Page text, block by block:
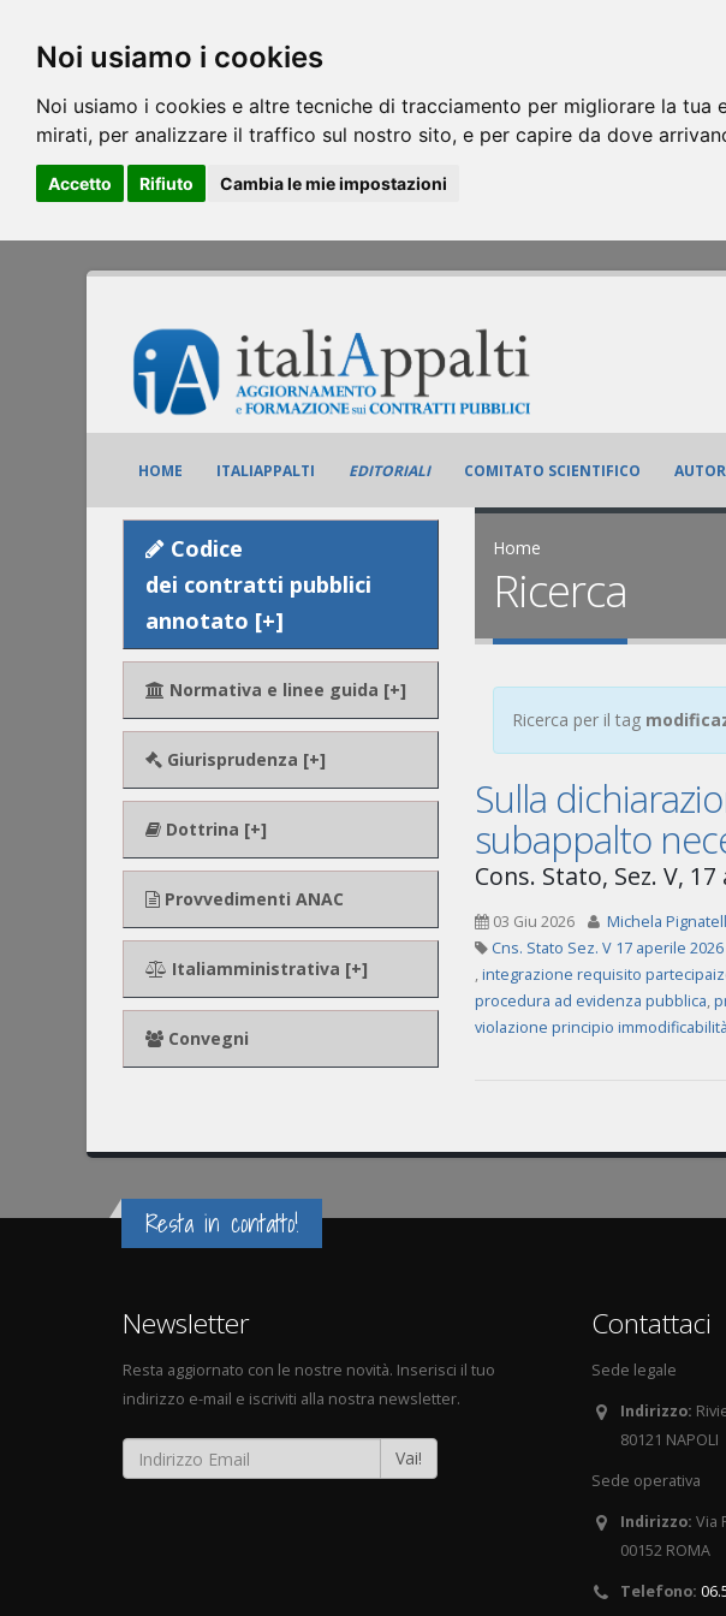
Noi usiamo i cookies
Noi usiamo i cookies e altre tecniche di tracciamento per migliorare la
mirati, per analizzare il traffico sul nostro sito, e per capire da dove
Accetto Rifiuto Cambia le mie impostazioni
HOME ITALIAPPALTI EDITORIALI COMITATO SCIENTIFICO
Codice
dei contratti pubblici
annotato [+]
Normativa e linee guida [+]
Giurisprudenza [+]
Dottrina [+]
Provvedimenti ANAC
Italiamministrativa [+]
Convegni
Home
Ricerca
Ricerca per il tag
Sulla
subappalto
Cons. Stato, Sez. V,
03 Giu 2026
Michela
Cns. Stato Sez. V 17 aperile 2026
,integrazione requisito
procedura ad evidenza pubblica,
violazione principio
Resta in contatto!
Newsletter
Resta aggiornato con le nostre novità. Inserisci il tuo
indirizzo e-mail e iscriviti alla nostra newsletter.
Vai!
Contattaci
Sede legale
Indirizzo:
80121 NAPOLI
Sede operativa
Indirizzo: Via
00152 ROMA
Telefono: